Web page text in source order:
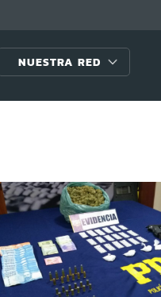
NUESTRA RED